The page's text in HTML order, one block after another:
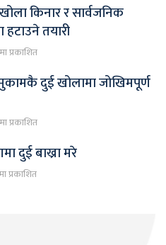
किनार र सार्वजनिक
तयारी
प्रकाशित
दुई खोलामा जोखिमपूर्ण
प्रकाशित
दुई बाख्रा मरे
प्रकाशित